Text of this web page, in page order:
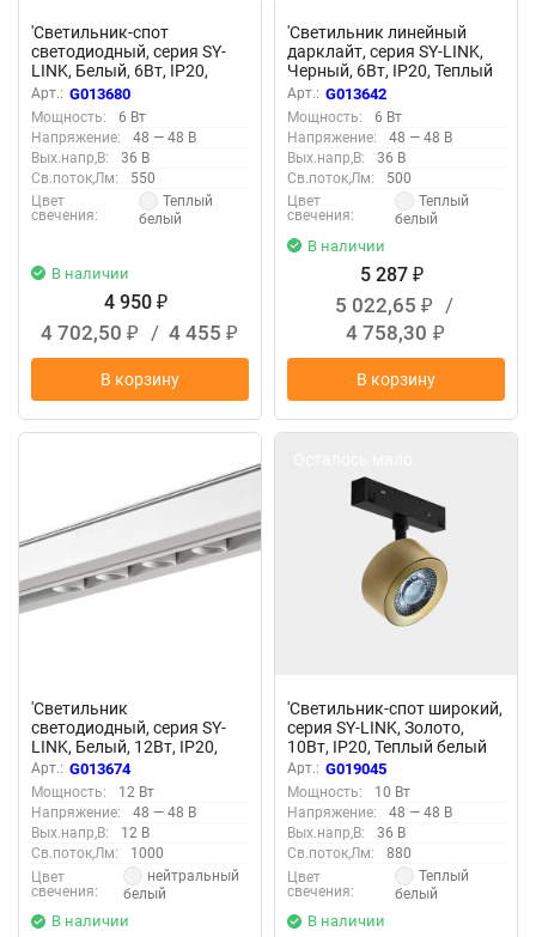
'Светильник-спот
светодиодный, серия SY-
LINK, Белый, 6Вт, IP20,
Теплый белый (3000К), SY-
LINK-SP-WH-6-WW 013680
Арт.: G013680
Мощность:
6 Вт
Напряжение:
48 — 48 В
Вых.напр,В:
36 В
Св.поток,Лм:
550
Цвет
свечения:
Теплый
белый
В наличии
4 950 ₽
4 702,50 ₽ / 4 455 ₽
В корзину
'Светильник линейный
дарклайт, серия SY-LINK,
Черный, 6Вт, IP20, Теплый
белый (3000К), SY-LINK-
110-BL-6-WW 013642
Арт.: G013642
Мощность:
6 Вт
Напряжение:
48 — 48 В
Вых.напр,В:
36 В
Св.поток,Лм:
500
Цвет
свечения:
Теплый
белый
В наличии
5 287 ₽
5 022,65 ₽
/
4 758,30 ₽
В корзину
'Светильник
светодиодный, серия SY-
LINK, Белый, 12Вт, IP20,
Нейтральный белый
(4000К), SY-LINK-CE-WH-12-
NW 013674
Арт.: G013674
Мощность:
12 Вт
Напряжение:
48 — 48 В
Вых.напр,В:
12 В
Св.поток,Лм:
1000
Цвет
свечения:
нейтральный
белый
В наличии
'Светильник-спот широкий,
серия SY-LINK, Золото,
10Вт, IP20, Теплый белый
(3000К), SY-LINK-FTS-GD-
10-WW 019045
Арт.: G019045
Мощность:
10 Вт
Напряжение:
48 — 48 В
Вых.напр,В:
36 В
Св.поток,Лм:
880
Цвет
свечения:
Теплый
белый
В наличии